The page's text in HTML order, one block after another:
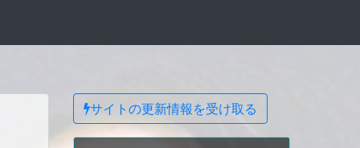
サイトの更新情報を受け取る